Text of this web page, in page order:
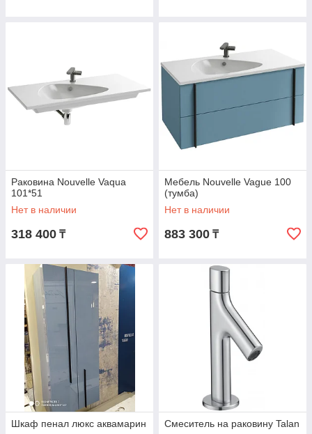
Раковина Nouvelle Vaqua
101*51
Нет в наличии
318 400 ₸
Мебель Nouvelle Vague 100
(тумба)
Нет в наличии
883 300 ₸
Шкаф пенал люкс аквамарин
Смеситель на раковину Talan